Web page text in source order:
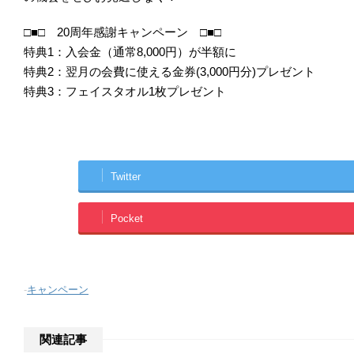
□■□ 20周年感謝キャンペーン □■□
特典1：入会金（通常8,000円）が半額に
特典2：翌月の会費に使える金券(3,000円分)プレゼント
特典3：フェイスタオル1枚プレゼント
Twitter
Pocket
-キャンペーン
関連記事